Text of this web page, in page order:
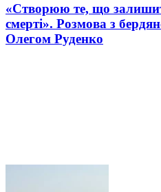
«Створюю те, що
смерті». Розмова з
Олегом Руденко